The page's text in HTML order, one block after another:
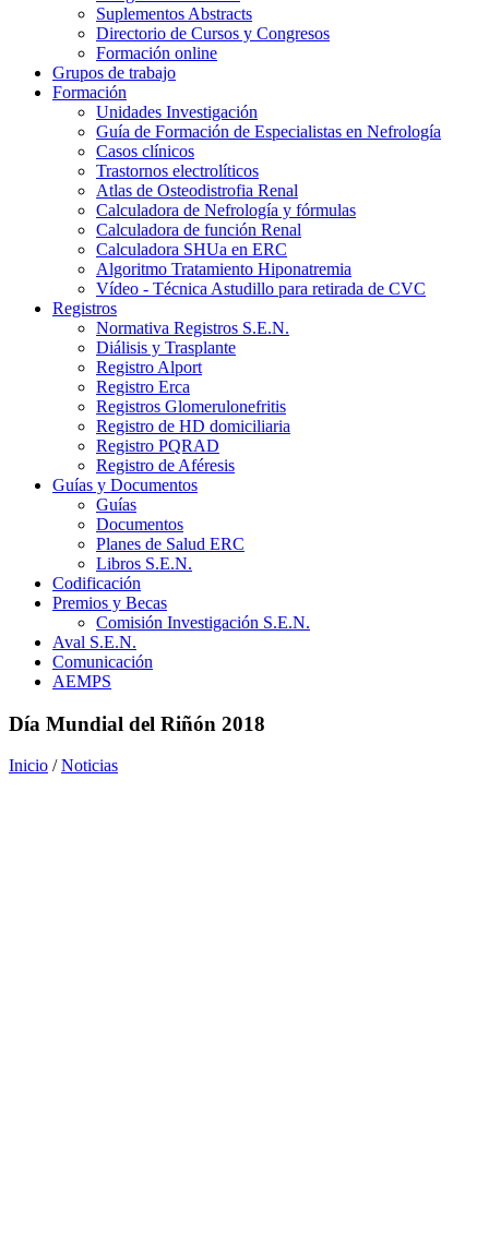
Suplementos Abstracts
Directorio de Cursos y Congresos
Formación online
Grupos de trabajo
Formación
Unidades Investigación
Guía de Formación de Especialistas en Nefrología
Casos clínicos
Trastornos electrolíticos
Atlas de Osteodistrofia Renal
Calculadora de Nefrología y fórmulas
Calculadora de función Renal
Calculadora SHUa en ERC
Algoritmo Tratamiento Hiponatremia
Vídeo - Técnica Astudillo para retirada de CVC
Registros
Normativa Registros S.E.N.
Diálisis y Trasplante
Registro Alport
Registro Erca
Registros Glomerulonefritis
Registro de HD domiciliaria
Registro PQRAD
Registro de Aféresis
Guías y Documentos
Guías
Documentos
Planes de Salud ERC
Libros S.E.N.
Codificación
Premios y Becas
Comisión Investigación S.E.N.
Aval S.E.N.
Comunicación
AEMPS
Día Mundial del Riñón 2018
Inicio /Noticias